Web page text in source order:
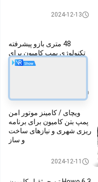
2024-12-13
48 متری بازو پیشرفته
تکنولوژی پمپ کامیون برای
کار آسان و امن یورو V
ویچای / کامینز موتور امن
پمپ بتن کامیون برای برنامه
ریزی شهری و نیازهای ساخت
و ساز
2024-12-11